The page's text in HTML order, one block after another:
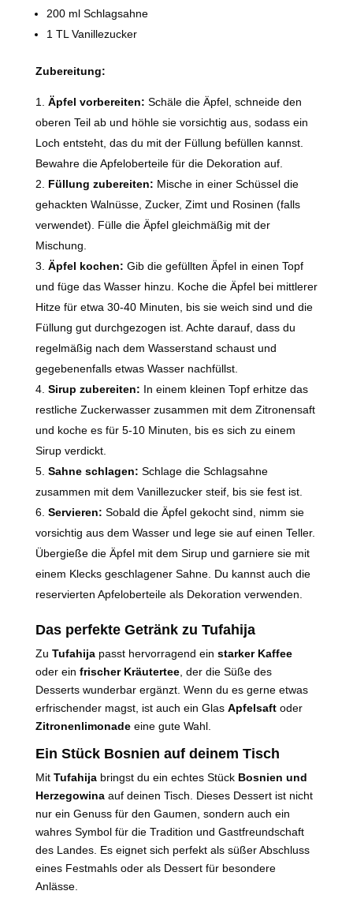
200 ml Schlagsahne
1 TL Vanillezucker
Zubereitung:
Äpfel vorbereiten: Schäle die Äpfel, schneide den
oberen Teil ab und höhle sie vorsichtig aus, sodass ein
Loch entsteht, das du mit der Füllung befüllen kannst.
Bewahre die Apfeloberteile für die Dekoration auf.
Füllung zubereiten: Mische in einer Schüssel die
gehackten Walnüsse, Zucker, Zimt und Rosinen (falls
verwendet). Fülle die Äpfel gleichmäßig mit der
Mischung.
Äpfel kochen: Gib die gefüllten Äpfel in einen Topf
und füge das Wasser hinzu. Koche die Äpfel bei mittlerer
Hitze für etwa 30-40 Minuten, bis sie weich sind und die
Füllung gut durchgezogen ist. Achte darauf, dass du
regelmäßig nach dem Wasserstand schaust und
gegebenenfalls etwas Wasser nachfüllst.
Sirup zubereiten: In einem kleinen Topf erhitze das
restliche Zuckerwasser zusammen mit dem Zitronensaft
und koche es für 5-10 Minuten, bis es sich zu einem
Sirup verdickt.
Sahne schlagen: Schlage die Schlagsahne
zusammen mit dem Vanillezucker steif, bis sie fest ist.
Servieren: Sobald die Äpfel gekocht sind, nimm sie
vorsichtig aus dem Wasser und lege sie auf einen Teller.
Übergieße die Äpfel mit dem Sirup und garniere sie mit
einem Klecks geschlagener Sahne. Du kannst auch die
reservierten Apfeloberteile als Dekoration verwenden.
Das perfekte Getränk zu Tufahija
Zu Tufahijapasst hervorragend ein starker Kaffee
oder ein frischer Kräutertee, der die Süße des
Desserts wunderbar ergänzt. Wenn du es gerne etwas
erfrischender magst, ist auch ein Glas Apfelsaftoder
Zitronenlimonadeeine gute Wahl.
Ein Stück Bosnien auf deinem Tisch
Mit Tufahijabringst du ein echtes Stück Bosnien und
Herzegowinaauf deinen Tisch. Dieses Dessert ist nicht
nur ein Genuss für den Gaumen, sondern auch ein
wahres Symbol für die Tradition und Gastfreundschaft
des Landes. Es eignet sich perfekt als süßer Abschluss
eines Festmahls oder als Dessert für besondere
Anlässe.